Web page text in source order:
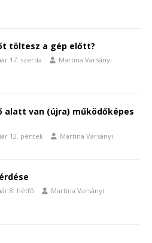
töltesz a gép előtt?
17. szerda Martina Varsányi
alatt van (újra) működőképes
12. péntek Martina Varsányi
8. hétfő Martina Varsányi